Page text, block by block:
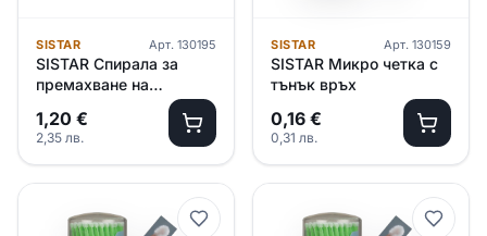
SISTAR Арт. 130195
SISTAR Спирала за
премахване на
1,20 €
2,35 лв.
SISTAR Арт. 130159
SISTAR Микро четка с
тънък връх
0,16 €
0,31 лв.